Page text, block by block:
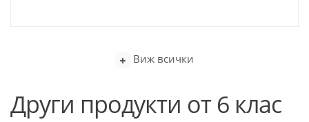
Виж всички
Други продукти от 6 клас